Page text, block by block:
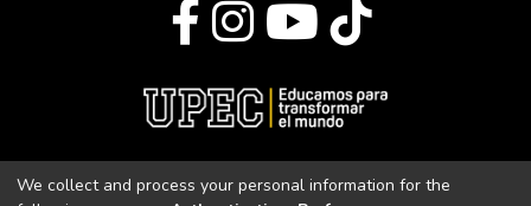
We collect and process your personal information for the